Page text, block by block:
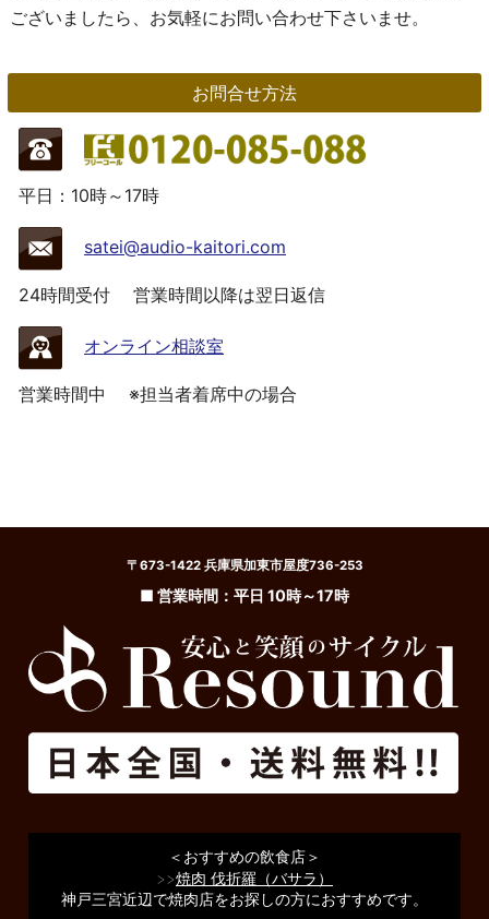
ございましたら、お気軽にお問い合わせ下さいませ。
お問合せ方法
平日：10時～17時
satei@audio-kaitori.com
24時間受付 営業時間以降は翌日返信
オンライン相談室
営業時間中 ※担当者着席中の場合
〒673-1422 兵庫県加東市屋度736-253
■ 営業時間：平日 10時～17時
＜おすすめの飲食店＞
>>焼肉 伐折羅（バサラ）
神戸三宮近辺で焼肉店をお探しの方におすすめです。